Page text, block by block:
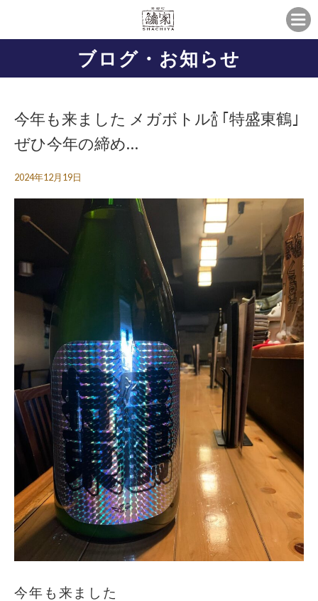
ブログ・お知らせ
今年も来ました️ メガボトル🍾 ｢特盛東鶴｣
ぜひ今年の締め…
2024年12月19日
今年も来ました️